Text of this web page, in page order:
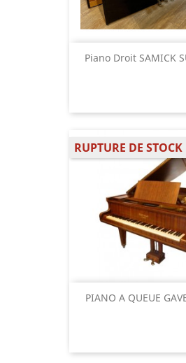
Piano Droit SAMICK
PIANO A QUEUE
RUPTURE DE STOCK